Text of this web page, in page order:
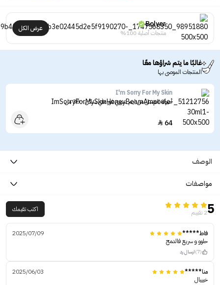
Bolver
منتجات أصلية 100%
عرض الكل
غالبًا ما يتم شراؤها معًا
المنتجات الموصى بها
I'm Sorry For My Skin
أمبولة العسل من ايم سوري فور ماي سكن - 30 مل
64

الوصف
مواصفات
52 تقييم اكتب تقيمك
فاط*****
2025/07/09
حلوو و سريع فالدمج
(7) ارسال رد
منا*****
2025/06/03
خيييال